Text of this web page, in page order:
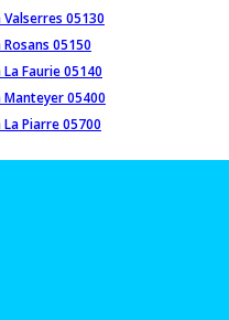
05130
05150
Faurie 05140
05400
Piarre 05700